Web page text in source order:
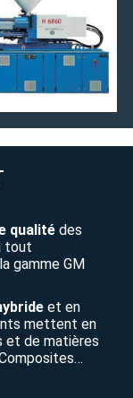
qualité des
tout
gamme GM
et en
mettent en
et de matières